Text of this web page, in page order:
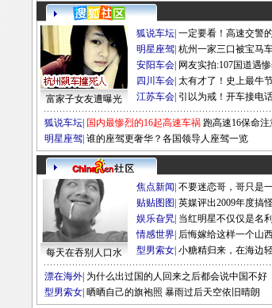
富家子女友遭曝光
狐说车坛 一定要看！高速交警
明星座驾 杭州一家三口被宝马
安阳车会 网友实拍:107国道遇
四川车会 太有才了！史上最牛
江苏车会 引以为戒！开车接电
狐说车坛 国内最惨烈的16起高速车祸 跑高速16保命
明星座驾 谁的座驾更奢华？各国领导人座驾一览
每天在吞别人口水
焦点新闻 不要迷恋哥，哥只是
贴贴图图 英媒评出2009年度搞
娱乐旮旯 当红明星不仅仅是名
情感世界 后悔嫁给这样一个山
型男索女 小糖精归来，在海边
漂在海外 为什么出过国的人回来之后都会说中国不好
型男索女 晒晒自己的旗袍照 暴雨过后天空依旧晴朗